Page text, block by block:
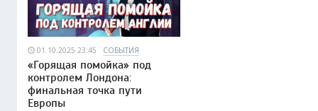
01.10.2025 23:45 СОБЫТИЯ
«Горящая помойка» под
контролем Лондона:
финальная точка пути
Европы